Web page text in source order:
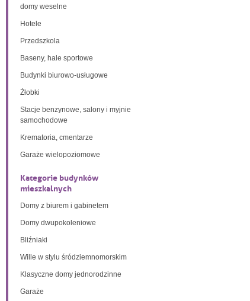
domy weselne
Hotele
Przedszkola
Baseny, hale sportowe
Budynki biurowo-usługowe
Żłobki
Stacje benzynowe, salony i myjnie
samochodowe
Krematoria, cmentarze
Garaże wielopoziomowe
Kategorie budynków
mieszkalnych
Domy z biurem i gabinetem
Domy dwupokoleniowe
Bliźniaki
Wille w stylu śródziemnomorskim
Klasyczne domy jednorodzinne
Garaże